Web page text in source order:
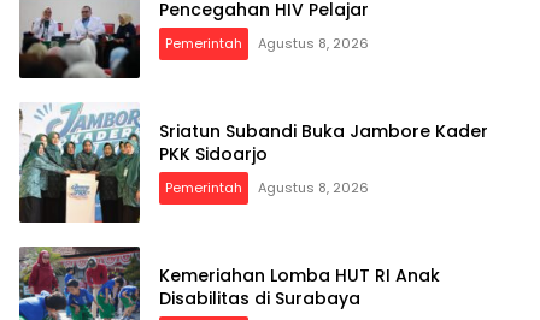
Pencegahan HIV Pelajar
Pemerintah Agustus 8, 2026
Sriatun Subandi Buka Jambore Kader
PKK Sidoarjo
Pemerintah Agustus 8, 2026
Kemeriahan Lomba HUT RI Anak
Disabilitas di Surabaya